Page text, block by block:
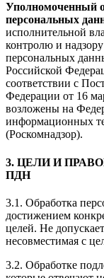
Уполномоченный
персональных
исполнительной
контролю и надзору
персональных
Российской
соответствии с
Федерации от 16
возложены на
информационных
(Роскомнадзор).
3. ЦЕЛИ И
ПДН
3.1. Обработка
достижением
целей. Не
несовместимая с
3.2. Обработке